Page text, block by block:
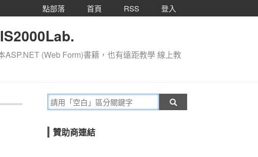
點部落 首頁 RSS 登入
(Web Form)書籍，也有遠距教學 線上教
贊助商連結